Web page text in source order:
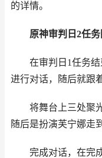
的详情。
原神审判日2任
在审判日1任务
进行对话，随后就跟
将舞台上三处聚
随后是扮演芙宁娜走
完成对话，在完